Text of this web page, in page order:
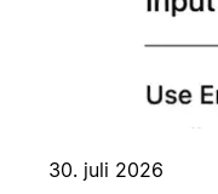
30. juli 2026